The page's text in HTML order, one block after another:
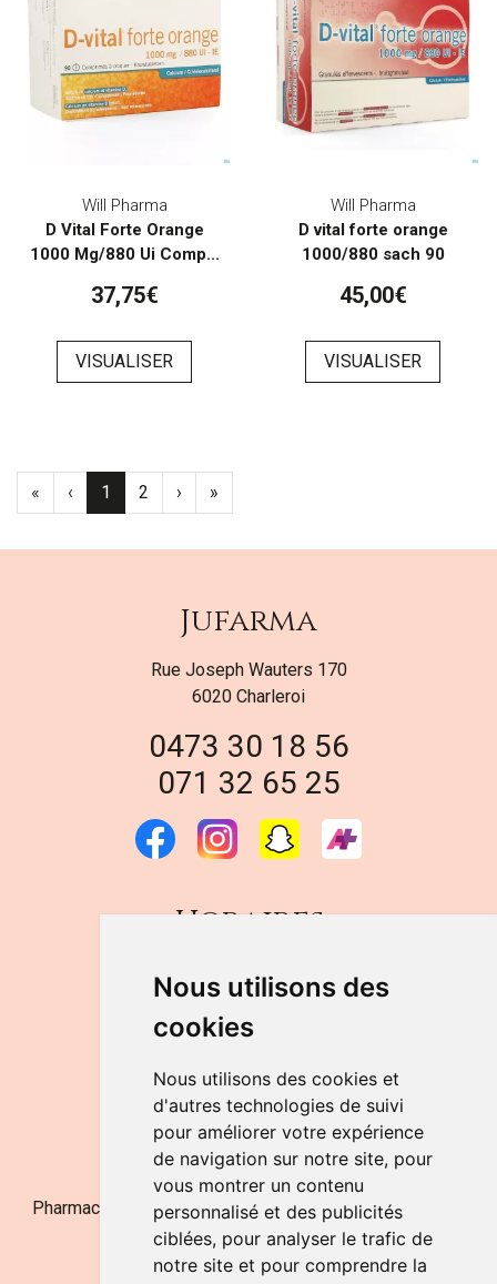
Nous utilisons des
cookies
Nous utilisons des cookies et
d'autres technologies de suivi
pour améliorer votre expérience
de navigation sur notre site, pour
vous montrer un contenu
personnalisé et des publicités
ciblées, pour analyser le trafic de
notre site et pour comprendre la
Will Pharma
D Vital Forte Orange
1000 Mg/880 Ui Comp...
37,75€
VISUALISER
Will Pharma
D vital forte orange
1000/880 sach 90
45,00€
VISUALISER
« ‹ 1 2 › »
Jufarma
Rue Joseph Wauters 170
6020 Charleroi
0473 30 18 56
071 32 65 25
Horaires
DU LUNDI AU VENDREDI
de 9h à 12h30 et de 14h à 18h
LE SAMEDI
de 9h à 12h30
NOUS CONTACTER
Pharmacie Jufarma - Fatima Abachra - APB 521704 - N°
Entreprise BE0882-700-592